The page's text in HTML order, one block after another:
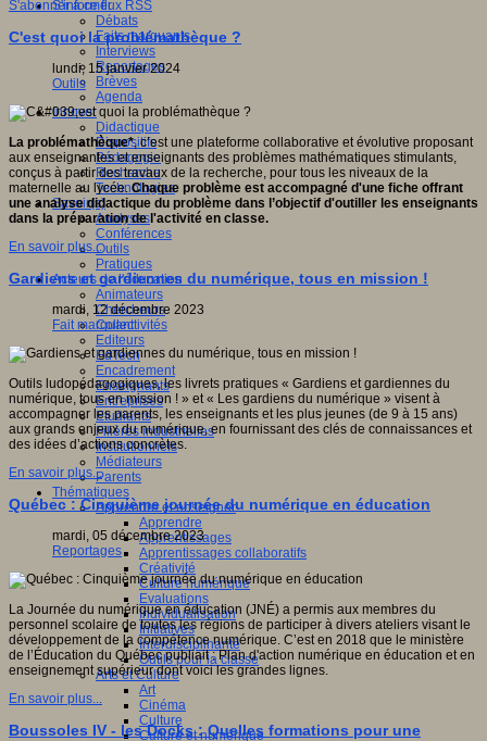
S'informer
Débats
Faits marquants
Interviews
Reportages
Brèves
Agenda
Innover
Didactique
Dispositifs
Pédagogie
Recherche
Technologies
Savoir(s)
Analyses
Conférences
Outils
Pratiques
Acteurs de l'éducation
Animateurs
Chercheurs
Collectivités
Editeurs
EdTech
Encadrement
Enseignants
Entreprises
Etudiants
Filières industrielles
Institutionnels
Médiateurs
Parents
Thématiques
Apprendre et enseigner
Apprendre
Apprentissages
Apprentissages collaboratifs
Créativité
Culture numérique
Evaluations
Individualisation
Initiatives
Interdisciplinarité
Outils pour la classe
Arts et Culture
Art
Cinéma
Culture
Culture et numérique
S'abonner à ce flux RSS
C'est quoi la problémathèque ?
lundi, 15 janvier 2024
Outils
La problémathèque*, c’est une plateforme collaborative et évolutive proposant
aux enseignantes et enseignants des problèmes mathématiques stimulants,
conçus à partir des travaux de la recherche, pour tous les niveaux de la
maternelle au lycée.Chaque problème est accompagné d'une fiche offrant
une analyse didactique du problème dans l’objectif d'outiller les enseignants
dans la préparation de l'activité en classe.
En savoir plus...
Gardiens et gardiennes du numérique, tous en mission !
mardi, 12 décembre 2023
Fait marquant
Outils ludopédagogiques, les livrets pratiques « Gardiens et gardiennes du
numérique, tous en mission ! » et « Les gardiens du numérique » visent à
accompagner les parents, les enseignants et les plus jeunes (de 9 à 15 ans)
aux grands enjeux du numérique, en fournissant des clés de connaissances et
des idées d’actions concrètes.
En savoir plus...
Québec : Cinquième journée du numérique en éducation
mardi, 05 décembre 2023
Reportages
La Journée du numérique en éducation (JNÉ) a permis aux membres du
personnel scolaire de toutes les régions de participer à divers ateliers visant le
développement de la compétence numérique. C’est en 2018 que le ministère
de l’Éducation du Québec publiait : Plan d'action numérique en éducation et en
enseignement supérieur dont voici les grandes lignes.
En savoir plus...
Boussoles IV - les Docks : Quelles formations pour une